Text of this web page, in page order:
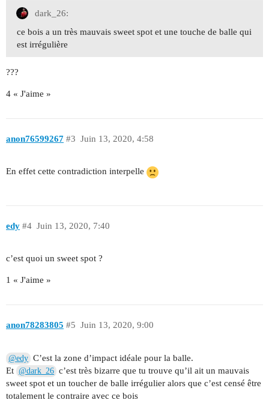
dark_26:
ce bois a un très mauvais sweet spot et une touche de balle qui
est irrégulière
???
4 « J'aime »
anon76599267 Juin 13, 2020, 4:58
#3
En effet cette contradiction interpelle
edy Juin 13, 2020, 7:40
#4
c’est quoi un sweet spot ?
1 « J'aime »
anon78283805 Juin 13, 2020, 9:00
#5
@edy C’est la zone d’impact idéale pour la balle.
Et @dark_26 c’est très bizarre que tu trouve qu’il ait un mauvais
sweet spot et un toucher de balle irrégulier alors que c’est censé être
totalement le contraire avec ce bois